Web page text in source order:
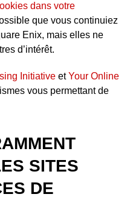
dans votre
que vous continuiez
Enix, mais elles ne
d’intérêt.
Initiative etYour Online
vous permettant de
SITES
DE